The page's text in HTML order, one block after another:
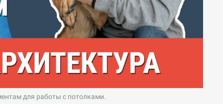
для работы с потолками.